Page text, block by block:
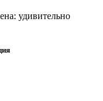
удивительно